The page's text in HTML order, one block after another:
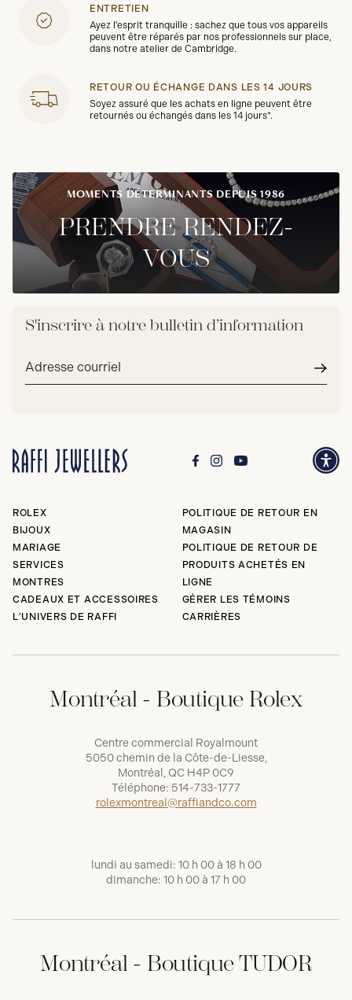
ENTRETIEN
Ayez l'esprit tranquille : sachez que tous vos appareils
peuvent être réparés par nos professionnels sur place,
dans notre atelier de Cambridge.
RETOUR OU ÉCHANGE DANS LES 14 JOURS
Soyez assuré que les achats en ligne peuvent être
retournés ou échangés dans les 14 jours*.
MOMENTS DÉTERMINANTS DEPUIS 1986
PRENDRE RENDEZ-
VOUS
S'inscrire à notre bulletin d’information
Adresse
ROLEX
BIJOUX
MARIAGE
SERVICES
MONTRES
CADEAUX ET ACCESSOIRES
L'UNIVERS DE RAFFI
POLITIQUE DE RETOUR EN
MAGASIN
POLITIQUE DE RETOUR DE
PRODUITS ACHETÉS EN
LIGNE
GÉRER LES TÉMOINS
CARRIÈRES
Montréal - Boutique Rolex
Centre commercial Royalmount
5050 chemin de la Côte-de-Liesse,
Montréal, QC H4P 0C9
Téléphone: 514-733-1777
rolexmontreal@raffiandco.com
lundi au samedi: 10 h 00 à 18 h 00
dimanche: 10 h 00 à 17 h 00
Montréal - Boutique TUDOR